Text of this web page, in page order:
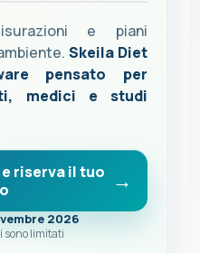
e piani
Skeila Diet
pensato per
medici e studi
riserva il tuo
2026
sono limitati